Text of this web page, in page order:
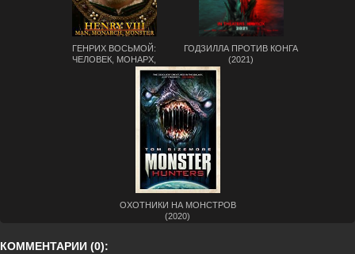
ГЕНРИХ ВОСЬМОЙ:
ЧЕЛОВЕК, МОНАРХ,
ЧУДОВИЩЕ. (1 СЕЗОН)
ГОДЗИЛЛА ПРОТИВ КОНГА
(2021)
ОХОТНИКИ НА МОНСТРОВ
(2020)
КОММЕНТАРИИ (0):